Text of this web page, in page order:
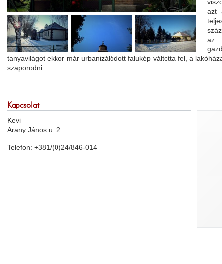
azt
az
tanyavilágot ekkor már urbanizálódott falukép váltotta fel, a
szaporodni.
Kapcsolat
Kevi
Arany János u. 2.
Telefon: +381/(0)24/846-014